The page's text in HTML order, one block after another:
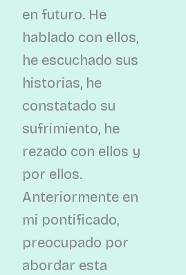
en futuro. He
hablado con ellos,
he escuchado sus
historias, he
constatado su
sufrimiento, he
rezado con ellos y
por ellos.
Anteriormente en
mi pontificado,
preocupado por
abordar esta